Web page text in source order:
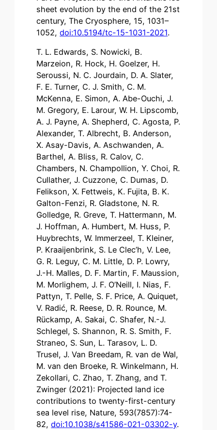
sheet evolution by the end of the 21st
century, The Cryosphere, 15, 1031–
1052,doi:10.5194/tc-15-1031-2021.
T. L. Edwards, S. Nowicki, B.
Marzeion, R. Hock, H. Goelzer, H.
Seroussi, N. C. Jourdain, D. A. Slater,
F. E. Turner, C. J. Smith, C. M.
McKenna, E. Simon, A. Abe-Ouchi, J.
M. Gregory, E. Larour, W. H. Lipscomb,
A. J. Payne, A. Shepherd, C. Agosta, P.
Alexander, T. Albrecht, B. Anderson,
X. Asay-Davis, A. Aschwanden, A.
Barthel, A. Bliss, R. Calov, C.
Chambers, N. Champollion, Y. Choi, R.
Cullather, J. Cuzzone, C. Dumas, D.
Felikson, X. Fettweis, K. Fujita, B. K.
Galton-Fenzi, R. Gladstone, N. R.
Golledge, R. Greve, T. Hattermann, M.
J. Hoffman, A. Humbert, M. Huss, P.
Huybrechts, W. Immerzeel, T. Kleiner,
P. Kraaijenbrink, S. Le Clec’h, V. Lee,
G. R. Leguy, C. M. Little, D. P. Lowry,
J.-H. Malles, D. F. Martin, F. Maussion,
M. Morlighem, J. F. O’Neill, I. Nias, F.
Pattyn, T. Pelle, S. F. Price, A. Quiquet,
V. Radić, R. Reese, D. R. Rounce, M.
Rückamp, A. Sakai, C. Shafer, N.-J.
Schlegel, S. Shannon, R. S. Smith, F.
Straneo, S. Sun, L. Tarasov, L. D.
Trusel, J. Van Breedam, R. van de Wal,
M. van den Broeke, R. Winkelmann, H.
Zekollari, C. Zhao, T. Zhang, and T.
Zwinger (2021): Projected land ice
contributions to twenty-first-century
sea level rise, Nature, 593(7857):74-
82,doi:10.1038/s41586-021-03302-y.